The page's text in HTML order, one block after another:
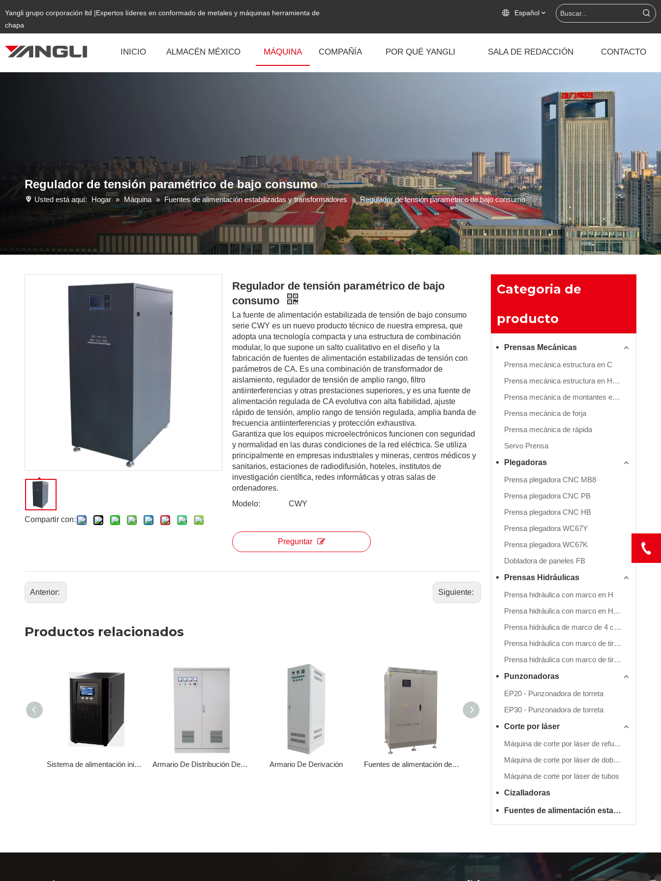
Yangli grupo corporación ltd |Expertos líderes en conformado de metales y máquinas herramienta de
chapa
Español
INICIO ALMACÉN MÉXICO MÁQUINA COMPAÑÍA POR QUÉ YANGLI SALA DE REDACCIÓN CONTACTO
Regulador de tensión paramétrico de bajo consumo
Usted está aquí: Hogar » Máquina » Fuentes de alimentación estabilizadas y transformadores » Regulador de tensión paramétrico de bajo consumo
Compartir con:
Regulador de tensión paramétrico de bajo
consumo
La fuente de alimentación estabilizada de tensión de bajo consumo
serie CWY es un nuevo producto técnico de nuestra empresa, que
adopta una tecnología compacta y una estructura de combinación
modular, lo que supone un salto cualitativo en el diseño y la
fabricación de fuentes de alimentación estabilizadas de tensión con
parámetros de CA. Es una combinación de transformador de
aislamiento, regulador de tensión de amplio rango, filtro
antiinterferencias y otras prestaciones superiores, y es una fuente de
alimentación regulada de CA evolutiva con alta fiabilidad, ajuste
rápido de tensión, amplio rango de tensión regulada, amplia banda de
frecuencia antiinterferencias y protección exhaustiva.
Garantiza que los equipos microelectrónicos funcionen con seguridad
y normalidad en las duras condiciones de la red eléctrica. Se utiliza
principalmente en empresas industriales y mineras, centros médicos y
sanitarios, estaciones de radiodifusión, hoteles, institutos de
investigación científica, redes informáticas y otras salas de
ordenadores.
Modelo:
CWY
Preguntar
Anterior: Siguiente:
Productos relacionados
Sistema de alimentación ininterrumpida (SAI) Armario De Distribución De Energía Armario De Derivación Fuentes de alimentación de integración de tensión estabilizada no estándar / especiales Transformadores monofásicos/trifásicos de tipo seco Power Servo personalizados
Categoria de
producto
Prensas Mecánicas
Prensa mecánica estructura en C
Prensa mecánica estructura en H( Montantes estructura integral )
Prensa mecánica de montantes estructura compuesta
Prensa mecánica de forja
Prensa mecánica de rápida
Servo Prensa
Plegadoras
Prensa plegadora CNC MB8
Prensa plegadora CNC PB
Prensa plegadora CNC HB
Prensa plegadora WC67Y
Prensa plegadora WC67K
Dobladora de paneles FB
Prensas Hidráulicas
Prensa hidráulica con marco en H
Prensa hidráulica con marco en H (Hydraulic Cushion Inc.)
Prensa hidráulica de marco de 4 columnas
Prensa hidráulica con marco de tirantes de lado recto (refuerzo de movimiento frontal)
Prensa hidráulica con marco de tirantes de lado recto (refuerzo de movimiento lateral)
Punzonadoras
EP20 - Punzonadora de torreta
EP30 - Punzonadora de torreta
Corte por láser
Máquina de corte por láser de refuerzo único
Máquina de corte por láser de doble refuerzo
Máquina de corte por láser de tubos
Cizalladoras
Fuentes de alimentación estabilizadas y transformadores